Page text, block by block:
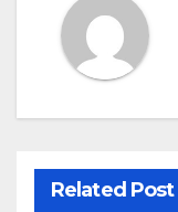
Related Post